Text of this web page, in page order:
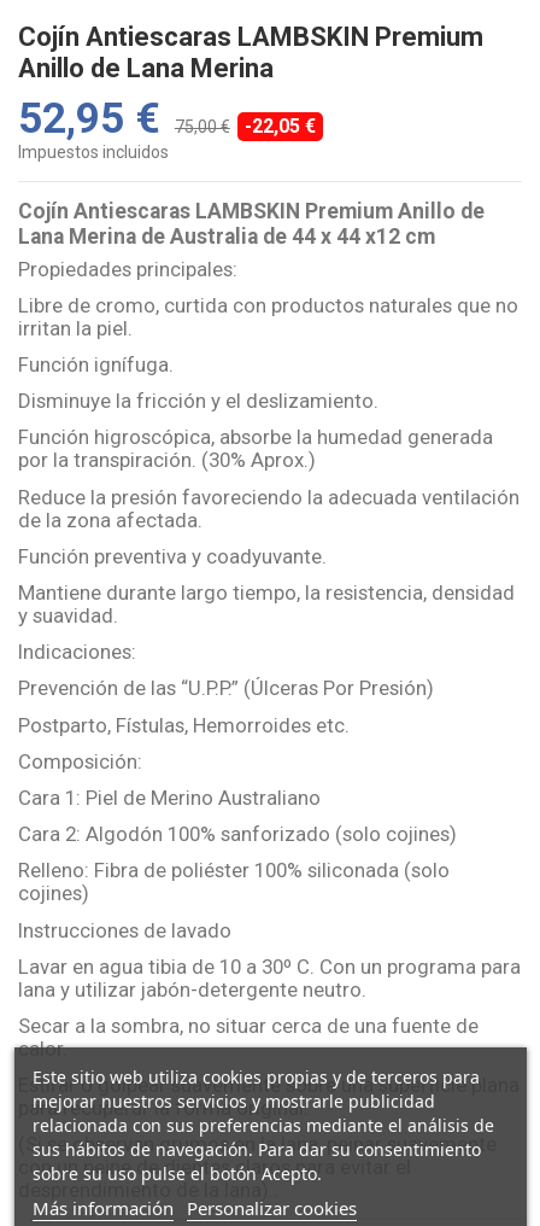
Cojín Antiescaras LAMBSKIN Premium
Anillo de Lana Merina
52,95 € 75,00 € -22,05 €
Impuestos incluidos
Cojín Antiescaras LAMBSKIN Premium Anillo de
Lana Merina de Australia de 44 x 44 x12 cm
Propiedades principales:
Libre de cromo, curtida con productos naturales que no
irritan la piel.
Función ignífuga.
Disminuye la fricción y el deslizamiento.
Función higroscópica, absorbe la humedad generada
por la transpiración. (30% Aprox.)
Reduce la presión favoreciendo la adecuada ventilación
de la zona afectada.
Función preventiva y coadyuvante.
Mantiene durante largo tiempo, la resistencia, densidad
y suavidad.
Indicaciones:
Prevención de las “U.P.P.” (Úlceras Por Presión)
Postparto, Fístulas, Hemorroides etc.
Composición:
Cara 1: Piel de Merino Australiano
Cara 2: Algodón 100% sanforizado (solo cojines)
Relleno: Fibra de poliéster 100% siliconada (solo
cojines)
Instrucciones de lavado
Lavar en agua tibia de 10 a 30º C. Con un programa para
lana y utilizar jabón-detergente neutro.
Secar a la sombra, no situar cerca de una fuente de
calor.
Estirar o golpear suavemente sobre una superficie plana
para recuperar la forma original.
(Si se observan grumos en la lana, peinar suavemente
con un peine de dientes claros para evitar el
desprendimiento de la lana)..
Este sitio web utiliza cookies propias y de terceros para
mejorar nuestros servicios y mostrarle publicidad
relacionada con sus preferencias mediante el análisis de
sus hábitos de navegación. Para dar su consentimiento
sobre su uso pulse el botón Acepto.
Más información Personalizar cookies